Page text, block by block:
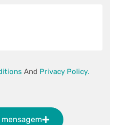
And Privacy Policy.